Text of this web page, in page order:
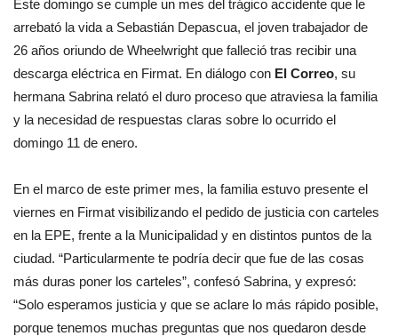
Este domingo se cumple un mes del trágico accidente que le
arrebató la vida a Sebastián Depascua, el joven trabajador de
26 años oriundo de Wheelwright que falleció tras recibir una
descarga eléctrica en Firmat. En diálogo con El Correo, su
hermana Sabrina relató el duro proceso que atraviesa la familia
y la necesidad de respuestas claras sobre lo ocurrido el
domingo 11 de enero.
En el marco de este primer mes, la familia estuvo presente el
viernes en Firmat visibilizando el pedido de justicia con carteles
en la EPE, frente a la Municipalidad y en distintos puntos de la
ciudad. “Particularmente te podría decir que fue de las cosas
más duras poner los carteles”, confesó Sabrina, y expresó:
“Solo esperamos justicia y que se aclare lo más rápido posible,
porque tenemos muchas preguntas que nos quedaron desde